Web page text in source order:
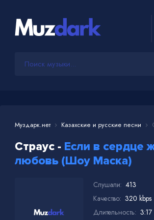
Муздарк.нет Казахские и русские песни
Страус - Если в сердце
любовь (Шоу Маска)
Слушали: 413
Качество: 320 kbps
Длительность: 3:17